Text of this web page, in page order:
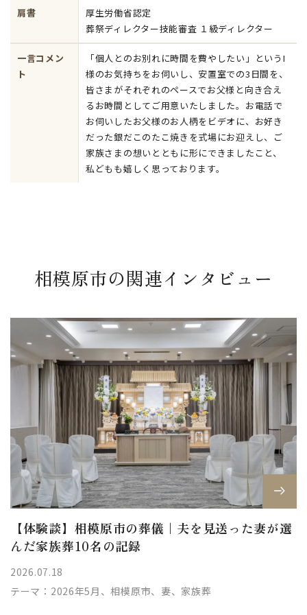
肩書
厚生労働省認定
葬祭ディレクター技能審査 １級ディレクター
一言コメン
ト
「個人とのお別れに時間を費やしたい」というI
様のお気持ちをお伺いし、安置室での3日間を、
皆さまがそれぞれのペースでお父様と向き合え
るお時間としてご用意いたしました。お電話で
お伺いしたお父様のお人柄をビデオに、お好き
だった銀だこのたこ焼きを式場にお迎えし、ご
家族さまの想いとともに形にできましたこと、
私どもも嬉しく思っております。
相模原市の関連インタビュー
【体験談】相模原市の葬儀｜夫を見送った妻が選
んだ家族葬10名の記録
2026.07.18
テーマ： 2026年5月、相模原市、妻、家族葬